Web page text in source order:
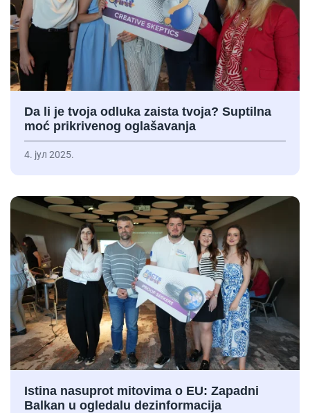
Da li je tvoja odluka zaista tvoja? Suptilna
moć prikrivenog oglašavanja
4. јул 2025.
Istina nasuprot mitovima o EU: Zapadni
Balkan u ogledalu dezinformacija